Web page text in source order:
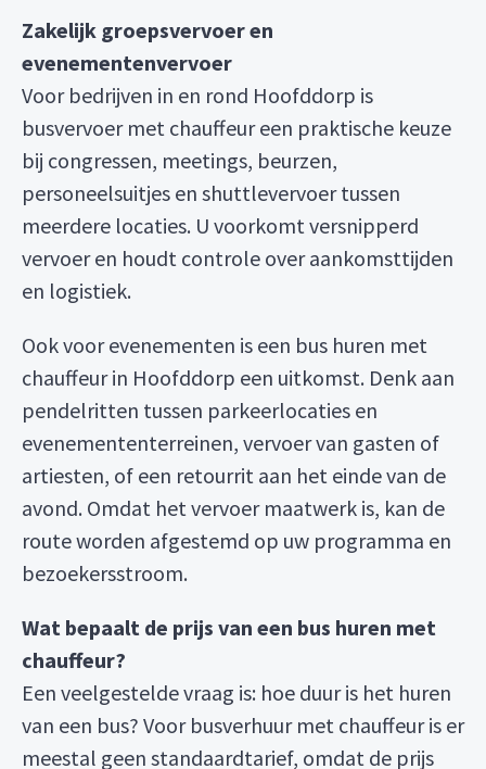
Zakelijk groepsvervoer en
evenementenvervoer
Voor bedrijven in en rond Hoofddorp is
busvervoer met chauffeur een praktische keuze
bij congressen, meetings, beurzen,
personeelsuitjes en shuttlevervoer tussen
meerdere locaties. U voorkomt versnipperd
vervoer en houdt controle over aankomsttijden
en logistiek.
Ook voor evenementen is een bus huren met
chauffeur in Hoofddorp een uitkomst. Denk aan
pendelritten tussen parkeerlocaties en
evenemententerreinen, vervoer van gasten of
artiesten, of een retourrit aan het einde van de
avond. Omdat het vervoer maatwerk is, kan de
route worden afgestemd op uw programma en
bezoekersstroom.
Wat bepaalt de prijs van een bus huren met
chauffeur?
Een veelgestelde vraag is: hoe duur is het huren
van een bus? Voor busverhuur met chauffeur is er
meestal geen standaardtarief, omdat de prijs